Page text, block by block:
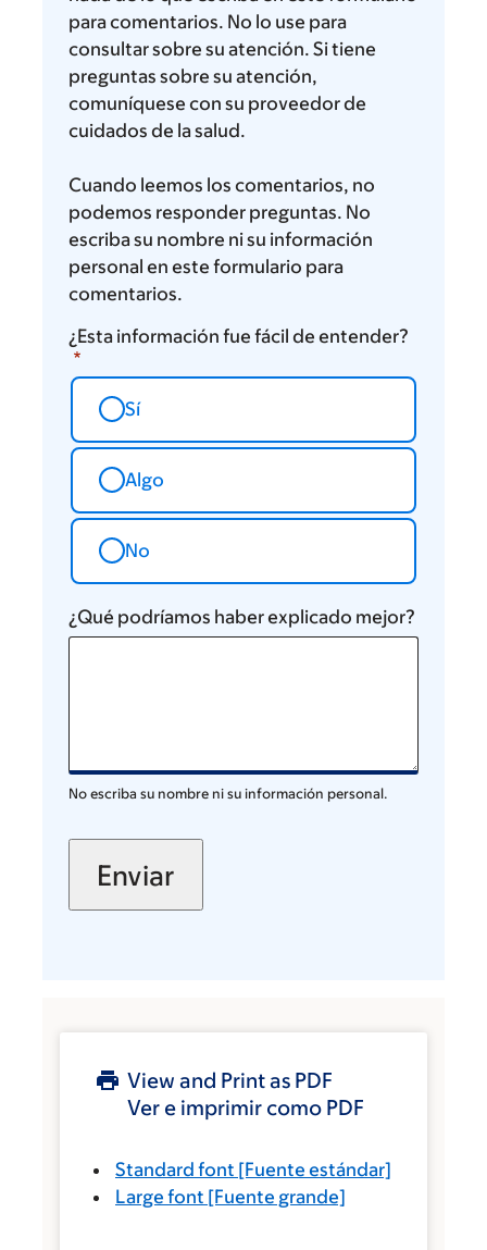
para comentarios. No lo use para
consultar sobre su atención. Si tiene
preguntas sobre su atención,
comuníquese con su proveedor de
cuidados de la salud.
Cuando leemos los comentarios, no
podemos responder preguntas. No
escriba su nombre ni su información
personal en este formulario para
comentarios.
¿Esta información fue fácil de entender?
Sí
Algo
No
¿Qué podríamos haber explicado mejor?
No escriba su nombre ni su información personal.
View and Print as PDF
Ver e imprimir como PDF
Standard font [Fuente estándar]
Large font [Fuente grande]